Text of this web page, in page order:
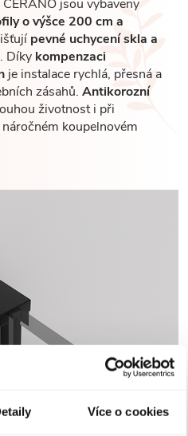
Více o cookies
jsou vybaveny
o výšce 200 cm a
pevné uchycení skla a
. Díky kompenzaci
je instalace rychlá, přesná a
zásahů. Antikorozní
životnost i při
koupelnovém